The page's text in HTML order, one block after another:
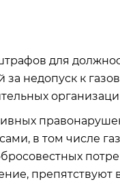
для
недопуск к
в том числе
препятствуют